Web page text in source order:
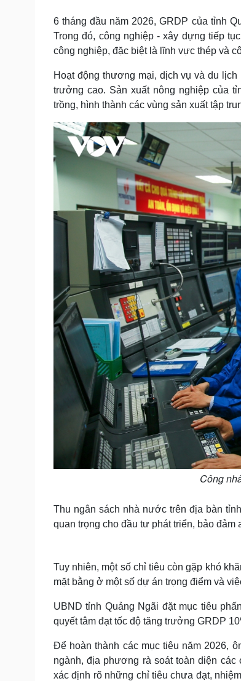
Sức khỏe
Cây thuốc
Sản phụ khoa
Nhi khoa
Làm đẹp - giảm cân
Phòng mạch online
Ăn sạch sống khỏe
Đời sống
Blog
Tình yêu - Gia
Cải chính
6 tháng đầu năm 2026, GRDP của tỉnh
Trong đó, công nghiệp - xây dựng tiếp
công nghiệp, đặc biệt là lĩnh vực thép và
Hoạt động thương mại, dịch vụ và du
trưởng cao. Sản xuất nông nghiệp của
trồng, hình thành các vùng sản xuất tập
Công
Thu ngân sách nhà nước trên địa bàn
quan trọng cho đầu tư phát triển, bảo
Tuy nhiên, một số chỉ tiêu còn gặp khó
mặt bằng ở một số dự án trọng điểm và
UBND tỉnh Quảng Ngãi đặt mục tiêu
quyết tâm đạt tốc độ tăng trưởng GRDP
Để hoàn thành các mục tiêu năm 2026,
ngành, địa phương rà soát toàn diện
xác định rõ những chỉ tiêu chưa đạt,